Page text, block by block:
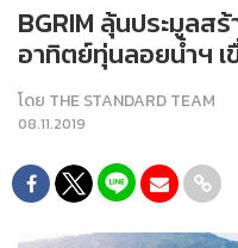
BGRIM ลุ้นประมูลส
อาทิตย์ทุ่นลอยน้ำฯ
โดย THE STANDARD TEAM
08.11.2019